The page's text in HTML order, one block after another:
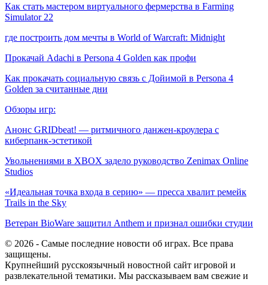
Как стать мастером виртуального фермерства в Farming
Simulator 22
где построить дом мечты в World of Warcraft: Midnight
Прокачай Adachi в Persona 4 Golden как профи
Как прокачать социальную связь с Дойимой в Persona 4
Golden за считанные дни
Обзоры игр:
Анонс GRIDbeat! — ритмичного данжен-кроулера с
киберпанк-эстетикой
Увольнениями в XBOX задело руководство Zenimax Online
Studios
«Идеальная точка входа в серию» — пресса хвалит ремейк
Trails in the Sky
Ветеран BioWare защитил Anthem и признал ошибки студии
© 2026 - Самые последние новости об играх. Все права
защищены.
Крупнейший русскоязычный новостной сайт игровой и
развлекательной тематики. Мы рассказываем вам свежие и